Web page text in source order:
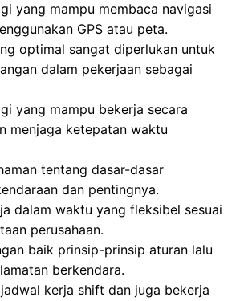
yang mampu membaca navigasi
GPS atau peta.
optimal sangat diperlukan untuk
dalam pekerjaan sebagai
yang mampu bekerja secara
menjaga ketepatan waktu
tentang dasar-dasar
dan pentingnya.
dalam waktu yang fleksibel sesuai
perusahaan.
baik prinsip-prinsip aturan lalu
berkendara.
kerja shift dan juga bekerja